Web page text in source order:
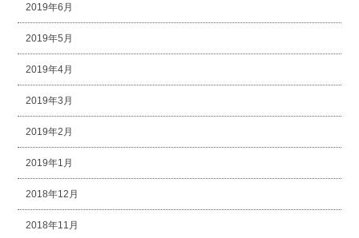
2019年6月
2019年5月
2019年4月
2019年3月
2019年2月
2019年1月
2018年12月
2018年11月